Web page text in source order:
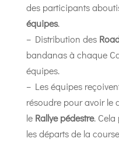
des participants
équipes.
– Distribution des
bandanas à chaque
équipes.
– Les équipes
résoudre pour avoir le
le Rallye pédestre. Cela
les départs de la